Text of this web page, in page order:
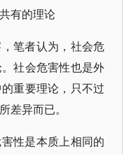
有的理论
笔者认为，社会危
社会危害性也是外
重要理论，只不过
差异而已。
性是本质上相同的